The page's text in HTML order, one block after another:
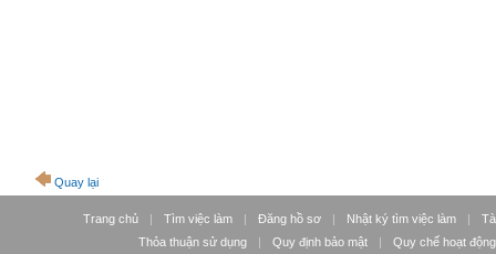
Quay lại
Trang chủ | Tìm việc làm | Đăng hồ sơ | Nhật ký tìm việc làm |
Thỏa thuận sử dụng
| Quy định bảo mật |
Quy chế hoạt động